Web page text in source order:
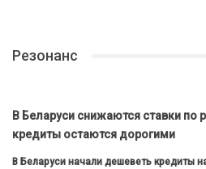
Резонанс
В Беларуси снижаются ставки по
кредиты остаются дорогими
В Беларуси начали дешеветь кредиты